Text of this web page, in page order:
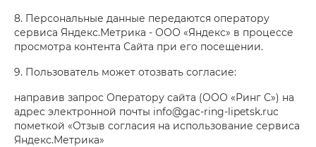
8. Персональные данные передаются оператору
сервиса Яндекс.Метрика - ООО «Яндекс» в процессе
просмотра контента Сайта при его посещении.
9. Пользователь может отозвать согласие:
направив запрос Оператору сайта (ООО «Ринг С») на
адрес электронной почты info@gac-ring-lipetsk.ruс
пометкой «Отзыв согласия на использование сервиса
Яндекс.Метрика»